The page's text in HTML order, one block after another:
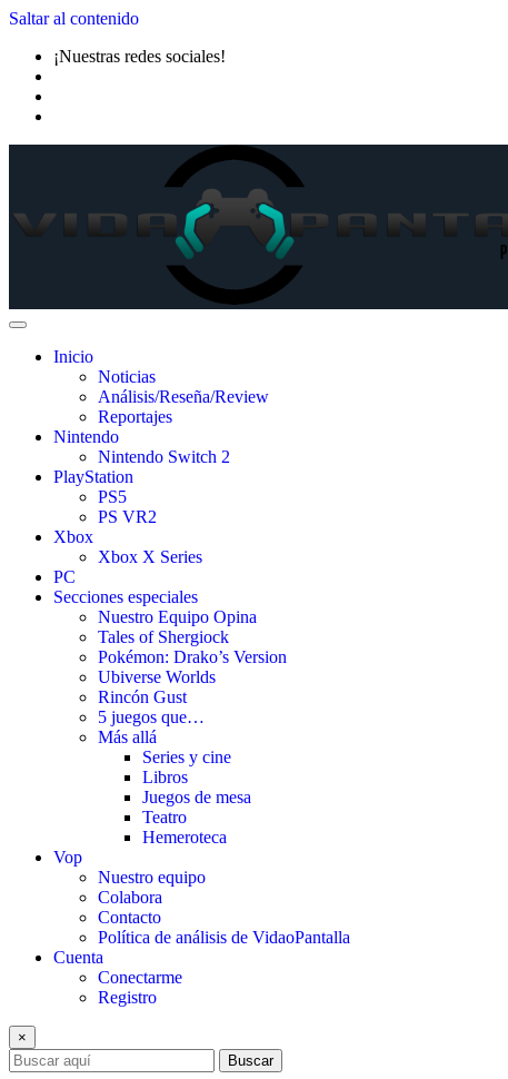
Saltar al contenido
¡Nuestras redes sociales!
Inicio
Noticias
Análisis/Reseña/Review
Reportajes
Nintendo
Nintendo Switch 2
PlayStation
PS5
PS VR2
Xbox
Xbox X Series
PC
Secciones especiales
Nuestro Equipo Opina
Tales of Shergiock
Pokémon: Drako’s Version
Ubiverse Worlds
Rincón Gust
5 juegos que…
Más allá
Series y cine
Libros
Juegos de mesa
Teatro
Hemeroteca
Vop
Nuestro equipo
Colabora
Contacto
Política de análisis de VidaoPantalla
Cuenta
Conectarme
Registro
×
Buscar